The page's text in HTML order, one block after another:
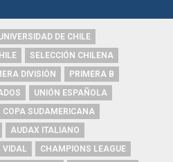
DE CHILE
SELECCIÓN CHILENA
DIVISIÓN
PRIMERA B
UNIÓN ESPAÑOLA
COPA SUDAMERICANA
AUDAX ITALIANO
VIDAL
CHAMPIONS LEAGUE